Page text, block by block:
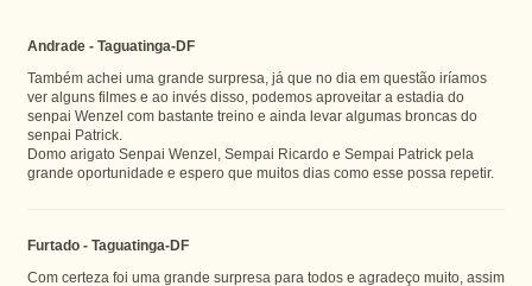
Andrade - Taguatinga-DF
Também achei uma grande surpresa, já que no dia em questão iríamos
ver alguns filmes e ao invés disso, podemos aproveitar a estadia do
senpai Wenzel com bastante treino e ainda levar algumas broncas do
senpai Patrick.
Domo arigato Senpai Wenzel, Sempai Ricardo e Sempai Patrick pela
grande oportunidade e espero que muitos dias como esse possa repetir.
Furtado - Taguatinga-DF
Com certeza foi uma grande surpresa para todos e agradeço muito, assim